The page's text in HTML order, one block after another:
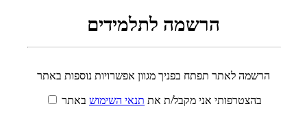
הרשמה לתלמידים
הרשמה לאתר תפתח בפניך מגוון אפשרויות נוספות באתר
בהצטרפותי אני מקבל/ת את תנאי השימוש באתר